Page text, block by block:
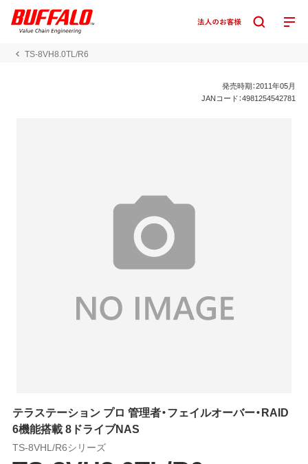
TS-8VH8.0TL/R6
発売時期：2011年05月
JANコード：4981254542781
テラステーション プロ 管理者・フェイルオーバー・RAID
6機能搭載 8ドライブNAS
TS-8VHL/R6シリーズ